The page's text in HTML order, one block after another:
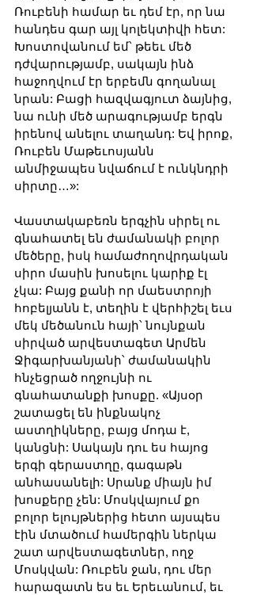
Ռուբենի համար եւ դեմ էր, որ նա
հանդես գար այլ կոլեկտիվի հետ:
Խոստովանում եմ՝ թեեւ մեծ
դժվարությամբ, սակայն ինձ
հաջողվում էր երբեմն գողանալ
նրան: Բացի հազվագյուտ ձայնից,
նա ունի մեծ արագությամբ երգն
իրենով անելու տաղանդ: Եվ իրոք,
Ռուբեն Մաթեւոսյանն
անմիջապես նվաճում է ունկնդրի
սիրտը…»:
Վաստակաբեռն երգչին սիրել ու
գնահատել են ժամանակի բոլոր
մեծերը, իսկ համաժողովրդական
սիրո մասին խոսելու կարիք էլ
չկա: Բայց քանի որ մաեստրոյի
հոբելյանն է, տեղին է վերհիշել եւս
մեկ մեծանուն հայի՝ նույնքան
սիրված արվեստագետ Արմեն
Ջիգարխանյանի՝ ժամանակին
հնչեցրած ողջույնի ու
գնահատանքի խոսքը. «Այսօր
շատացել են ինքնակոչ
աստղիկները, բայց մոդա է,
կանցնի: Սակայն դու ես հայոց
երգի գերաստղը, գագաթն
անհասանելի: Սրանք միայն իմ
խոսքերը չեն: Մոսկվայում քո
բոլոր ելույթներից հետո այսպես
էին մտածում համերգին ներկա
շատ արվեստագետներ, ողջ
Մոսկվան: Ռուբեն ջան, դու մեր
հարազատն ես եւ Երեւանում, եւ